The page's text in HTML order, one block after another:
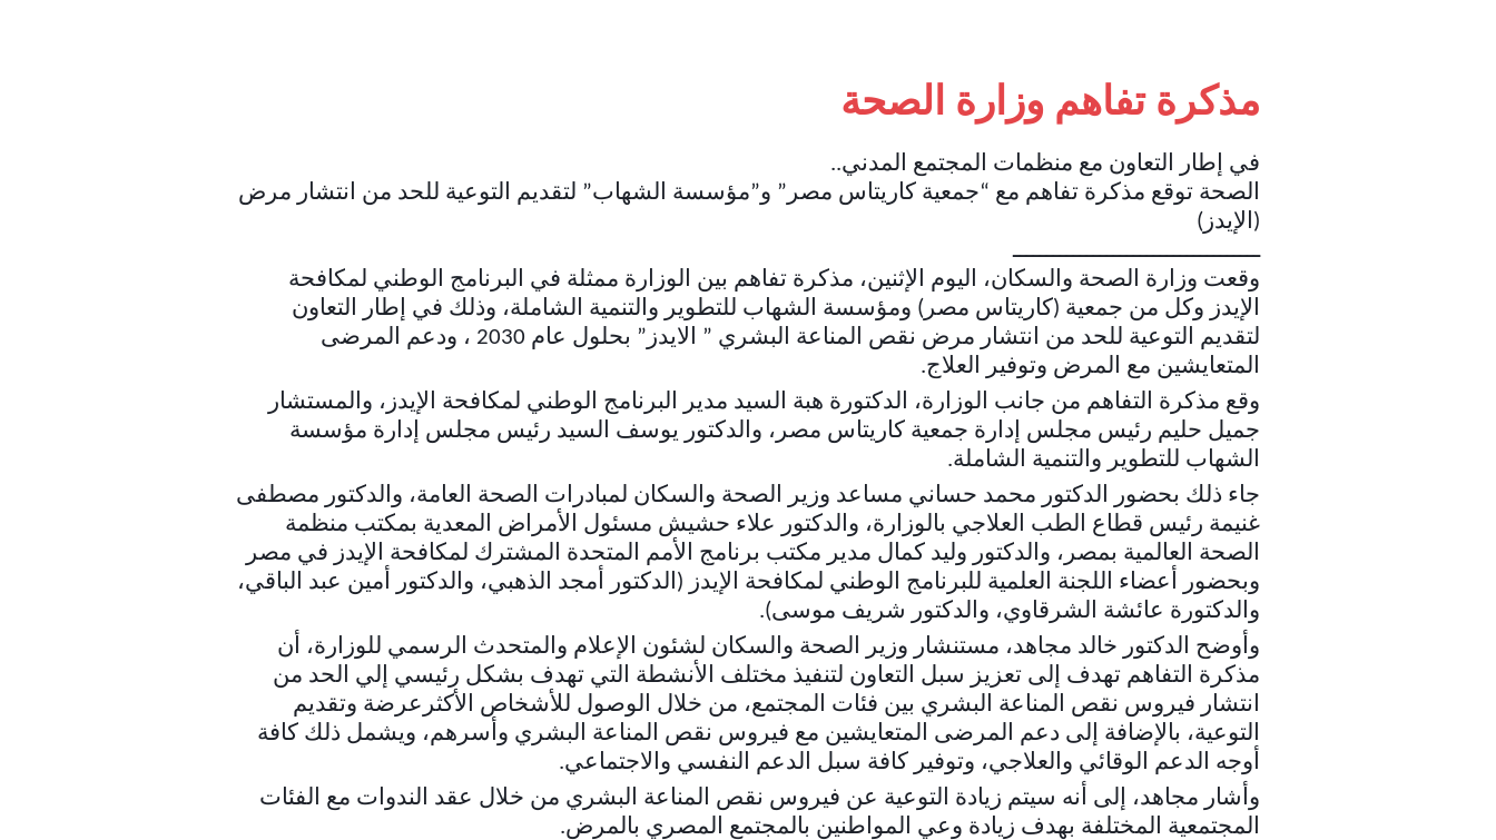
مذكرة تفاهم وزارة الصحة
في إطار التعاون مع منظمات المجتمع المدني..
الصحة توقع مذكرة تفاهم مع “جمعية كاريتاس مصر” و”مؤسسة الشهاب” لتقديم التوعية للحد من انتشار مرض
(الإيدز)
ـــــــــــــــــــــــــــــــــــــ
وقعت وزارة الصحة والسكان، اليوم الإثنين، مذكرة تفاهم بين الوزارة ممثلة في البرنامج الوطني لمكافحة
الإيدز وكل من جمعية (كاريتاس مصر) ومؤسسة الشهاب للتطوير والتنمية الشاملة، وذلك في إطار التعاون
لتقديم التوعية للحد من انتشار مرض نقص المناعة البشري ” الايدز” بحلول عام 2030 ، ودعم المرضى
المتعايشين مع المرض وتوفير العلاج.
وقع مذكرة التفاهم من جانب الوزارة، الدكتورة هبة السيد مدير البرنامج الوطني لمكافحة الإيدز، والمستشار
جميل حليم رئيس مجلس إدارة جمعية كاريتاس مصر، والدكتور يوسف السيد رئيس مجلس إدارة مؤسسة
الشهاب للتطوير والتنمية الشاملة.
جاء ذلك بحضور الدكتور محمد حساني مساعد وزير الصحة والسكان لمبادرات الصحة العامة، والدكتور مصطفى
غنيمة رئيس قطاع الطب العلاجي بالوزارة، والدكتور علاء حشيش مسئول الأمراض المعدية بمكتب منظمة
الصحة العالمية بمصر، والدكتور وليد كمال مدير مكتب برنامج الأمم المتحدة المشترك لمكافحة الإيدز في مصر
وبحضور أعضاء اللجنة العلمية للبرنامج الوطني لمكافحة الإيدز (الدكتور أمجد الذهبي، والدكتور أمين عبد الباقي،
والدكتورة عائشة الشرقاوي، والدكتور شريف موسى).
وأوضح الدكتور خالد مجاهد، مستنشار وزير الصحة والسكان لشئون الإعلام والمتحدث الرسمي للوزارة، أن
مذكرة التفاهم تهدف إلى تعزيز سبل التعاون لتنفيذ مختلف الأنشطة التي تهدف بشكل رئيسي إلي الحد من
انتشار فيروس نقص المناعة البشري بين فئات المجتمع، من خلال الوصول للأشخاص الأكثرعرضة وتقديم
التوعية، بالإضافة إلى دعم المرضى المتعايشين مع فيروس نقص المناعة البشري وأسرهم، ويشمل ذلك كافة
أوجه الدعم الوقائي والعلاجي، وتوفير كافة سبل الدعم النفسي والاجتماعي.
وأشار مجاهد، إلى أنه سيتم زيادة التوعية عن فيروس نقص المناعة البشري من خلال عقد الندوات مع الفئات
المجتمعية المختلفة بهدف زيادة وعي المواطنين بالمجتمع المصري بالمرض.